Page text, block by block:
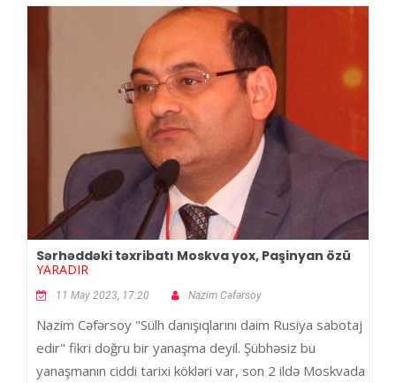
Sərhəddəki təxribatı Moskva yox, Paşinyan özü
YARADIR
11 May 2023, 17:20 Nazim Cəfərsoy
Nazim Cəfərsoy "Sülh danışıqlarını daim Rusiya sabotaj
edir" fikri doğru bir yanaşma deyil. Şübhəsiz bu
yanaşmanın ciddi tarixi kökləri var, son 2 ildə Moskvada